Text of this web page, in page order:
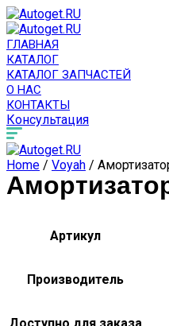
ГЛАВНАЯ
КАТАЛОГ
КАТАЛОГ ЗАПЧАСТЕЙ
О НАС
КОНТАКТЫ
Консультация
Home / Voyah /
Артикул
Производитель